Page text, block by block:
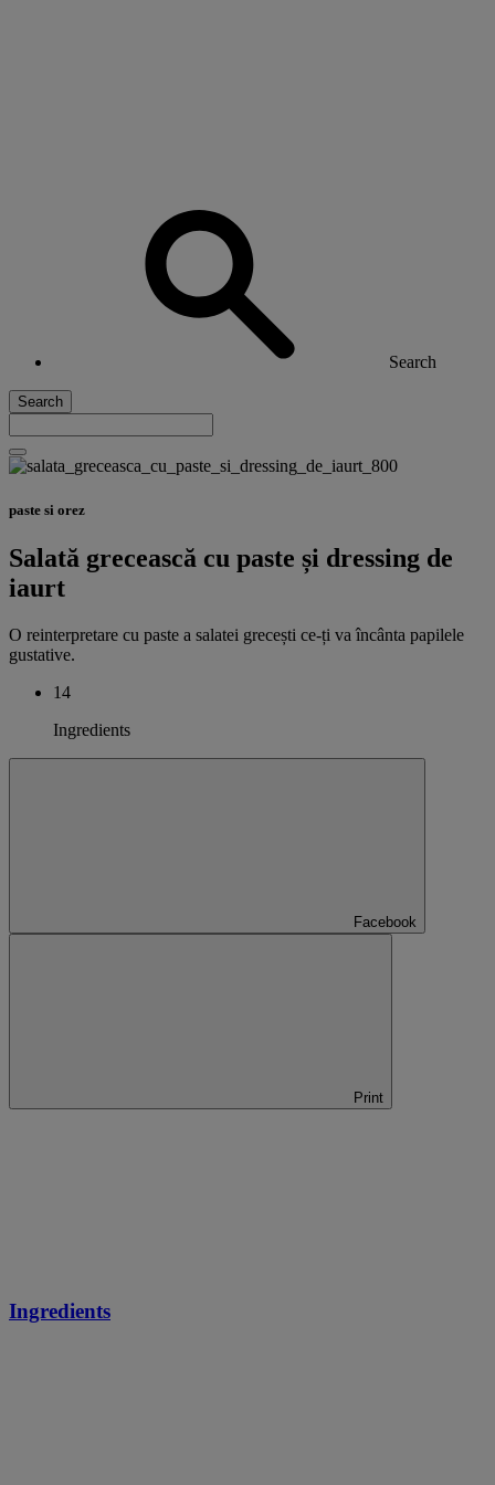
Search
Search
paste si orez
Salată grecească cu paste și dressing de
iaurt
O reinterpretare cu paste a salatei grecești ce-ți va încânta papilele
gustative.
14
Ingredients
Facebook
Print
Ingredients